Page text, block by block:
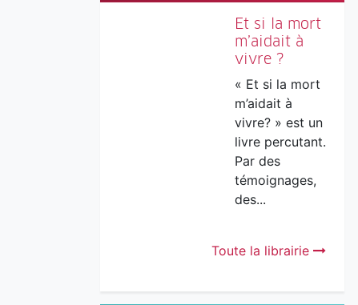
Et si la mort
m’aidait à
vivre ?
« Et si la mort
m’aidait à
vivre? » est un
livre percutant.
Par des
témoignages,
des...
Toute la librairie